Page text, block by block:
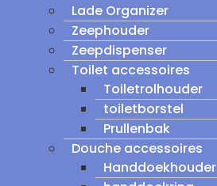
Lade Organizer
Zeephouder
Zeepdispenser
Toilet accessoires
Toiletrolhouder
toiletborstel
Prullenbak
Douche accessoires
Handdoekhouder